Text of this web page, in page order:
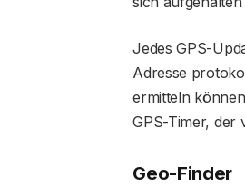
Jedes GPS-
Adresse
ermitteln
GPS-Timer, der
Geo-Finder